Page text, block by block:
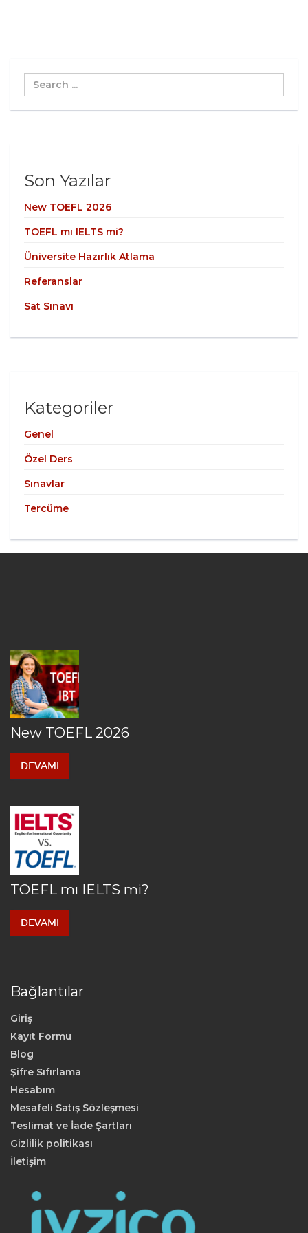
Search
...
Son Yazılar
New TOEFL 2026
TOEFL mı IELTS mi?
Üniversite Hazırlık Atlama
Referanslar
Sat Sınavı
Kategoriler
Genel
Özel Ders
Sınavlar
Tercüme
New TOEFL 2026
DEVAMI
TOEFL mı IELTS mi?
DEVAMI
Bağlantılar
Giriş
Kayıt Formu
Blog
Şifre Sıfırlama
Hesabım
Mesafeli Satış Sözleşmesi
Teslimat ve İade Şartları
Gizlilik politikası
İletişim